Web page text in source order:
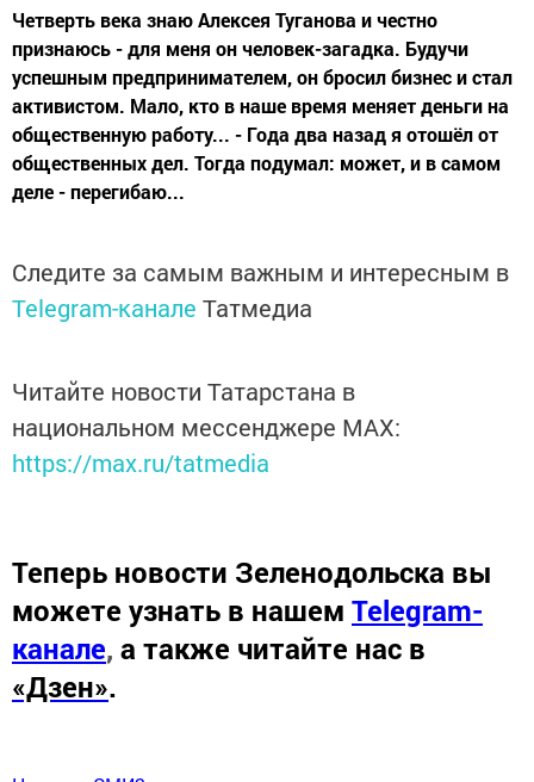
Четверть века знаю Алексея Туганова и честно
признаюсь - для меня он человек-загадка. Будучи
успешным предпринимателем, он бросил бизнес и стал
активистом. Мало, кто в наше время меняет деньги на
общественную работу... - Года два назад я отошёл от
общественных дел. Тогда подумал: может, и в самом
деле - перегибаю...
Следите за самым важным и интересным в
Telegram-канале Татмедиа
Читайте новости Татарстана в
национальном мессенджере MАХ:
https://max.ru/tatmedia
Теперь новости Зеленодольска вы
можете узнать в нашем Telegram-
канале, а также читайте нас в
«Дзен».